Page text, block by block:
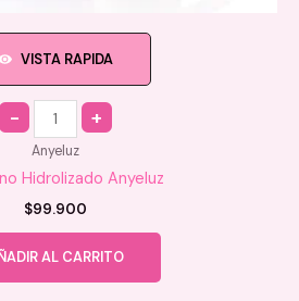
VISTA RAPIDA
Quantity
Anyeluz
Hidrolizado Anyeluz
$99.900
AL CARRITO